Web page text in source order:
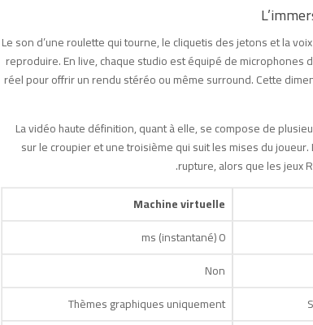
Le son d’une roulette qui tourne, le cliquetis des jetons et la
reproduire. En live, chaque studio est équipé de
réel pour offrir un rendu stéréo ou même surround. Cette
La vidéo haute définition, quant à elle, se compose de
sur le croupier et une troisième qui suit les mises du
rupture, alors que les jeux
Machine virtuelle
0 ms (instantané)
Non
Thèmes graphiques uniquement